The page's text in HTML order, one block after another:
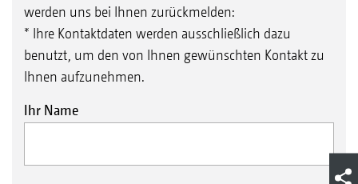
werden uns bei Ihnen zurückmelden:
* Ihre Kontaktdaten werden ausschließlich dazu
benutzt, um den von Ihnen gewünschten Kontakt zu
Ihnen aufzunehmen.
Ihr Name